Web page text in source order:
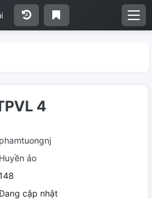
4
phamtuongnj
Huyền ảo
cập nhật